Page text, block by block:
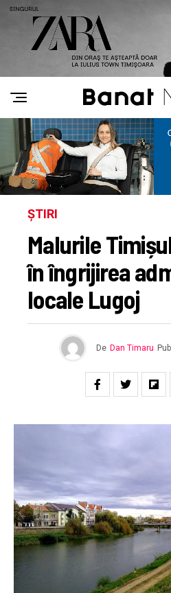
ȘTIRI
Malurile
în îngrijirea
locale Lugoj
De Dan Timaru